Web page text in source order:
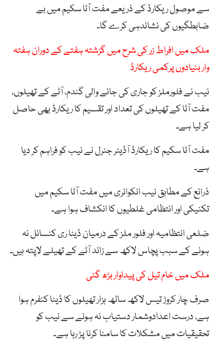
سے موصول ریکارڈ کے ذریعے مفت آٹا سکیم میں بے
ضابطگیوں کی نشاندہی کرے گا۔
ملک میں افراط زر کی شرح میں گزشتہ ہفتے کے دوران ہفتہ
وار بنیادوں پرکمی ریکارڈ
نیب نے فلورملز کو جاری کی جانے والی گندم، آٹے کے تھیلوں،
مفت آٹا کے تھیلوں کی تعداد اور تقسیم کا ریکارڈ بھی حاصل
کر لیا ہے۔
مفت آٹا سکیم کا ریکارڈ آڈیٹر جنرل نے نیب کو فراہم کر دیا
ہے۔
ذرائع کے مطابق نیب انکوائری میں مفت آٹا سکیم میں
تکنیکی اور انتظامی غلطیوں کا انکشاف ہوا ہے۔
ضلعی انتظامیہ اور فلور ملز کے درمیان ڈیٹا ری کنسائل نہ
ہونے کے سبب پچاس لاکھ سے زائد آٹے کے تھیلے لاپتہ ہیں۔
ملک میں خام تیل کی پیداوار بڑھ گئی
صرف چار کروڑ تیس لاکھ ساٹھ ہزار تھیلوں کا ڈیٹا کنفرم ہوا
ہے، درست اعدادوشمار دستیاب نہ ہونے سے نیب کو
تحقیقیات میں مشکلات کا سامنا کرنا پڑ رہا ہے۔